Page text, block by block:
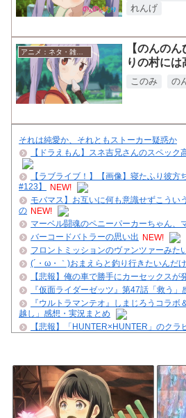
Powered by livedoor 相互RSS
れんげ
アニメ：ネタ・雑談・ニュース
【のんの
りの村には
このみ の
それは純愛か、それともストーカー疑惑か
【ドラえもん】スネ吉兄さんのスペッ
【ラブライブ！】【画像】寝たふり彼方
#123】
NEW!
モバマス】お互いに何も意識せずこうい
の NEW!
マーベル闘魂のペニーパーカーちゃん、
バーコードバトラーの思い出 NEW!
フロントミッションのヴァンツァーみた
(´・ω・｀)おまえらと釣り行きたいんだ
【悲報】俺の車で勝手にカーセックスが
『仮面ライダーゼッツ』第47話「救う」
『ウルトラマンテオ』しまじろうコラボ
越し」感想・実況まとめ
【悲報】「HUNTER×HUNTER」のク
クレバテスⅡ-魔獣の王と偽りの勇者伝承
トアの書を餌に誘き出す作戦！
【悲報】グルメ漫画の金字塔『美味しん
ピがない